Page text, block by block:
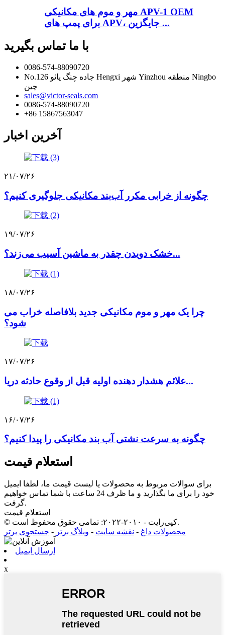
مهر و موم های مکانیکی APV-1 OEM
برای پمپ های APV، جایگزین ...
با ما تماس بگیرید
0086-574-88090720
No.126 جاده چنگ یائو Hengxi شهر Yinzhou منطقه Ningbo
چین
sales@victor-seals.com
0086-574-88090720
‎+86 15867563047‎
آخرین اخبار
۲۱/۰۷/۲۶
چگونه از خرابی مکرر آب‌بند مکانیکی جلوگیری کنیم؟
۱۹/۰۷/۲۶
خشک دویدن چقدر به ماشین آسیب می‌زند؟...
۱۸/۰۷/۲۶
چرا یک مهر و موم مکانیکی جدید بلافاصله خراب می
شود؟
۱۷/۰۷/۲۶
علائم هشدار دهنده اولیه قبل از وقوع حادثه دریا...
۱۶/۰۷/۲۶
چگونه به سرعت نشتی آب بند مکانیکی را پیدا کنیم؟
استعلام قیمت
برای سوالات مربوط به محصولات یا لیست قیمت ما، لطفا ایمیل
خود را برای ما بگذارید و ما ظرف 24 ساعت با شما تماس خواهیم
گرفت.
استعلام قیمت
© کپی‌رایت - ۲۰۱۰-۲۰۲۲: تمامی حقوق محفوظ است.
محصولات داغ - نقشه سایت - وبلاگ برتر - جستجوی برتر
ارسال ایمیل
x